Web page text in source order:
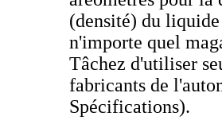
(densité) du
n'importe quel
Tâchez d'utiliser
fabricants de
Spécifications).